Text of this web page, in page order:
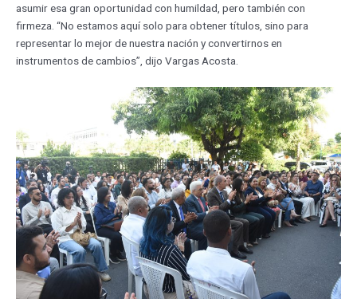
asumir esa gran oportunidad con humildad, pero también con
firmeza. “No estamos aquí solo para obtener títulos, sino para
representar lo mejor de nuestra nación y convertirnos en
instrumentos de cambios”, dijo Vargas Acosta.